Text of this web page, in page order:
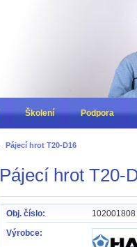
Pájecí hrot T20-D16
Pájecí hrot T20-
Obj. číslo:
102001808
Výrobce:
Školení Podpora